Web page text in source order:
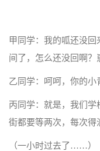
甲同学：我的呱还没
间了，怎么还没回啊？
乙同学：呵呵，你的小
丙同学：就是，我们
街都要等两次，每次得
（一小时过去了……）